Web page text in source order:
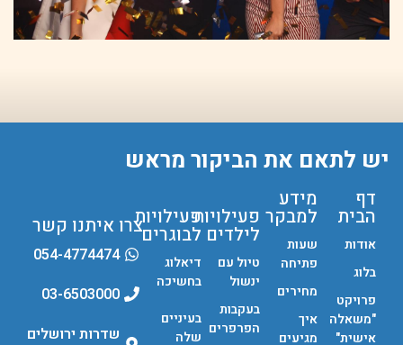
יש לתאם את הביקור מראש
דף
הבית
אודות
בלוג
פרויקט
"משאלה
אישית"
מידע
למבקר
שעות
פתיחה
מחירים
איך
מגיעים
פעילויות
לילדים
טיול עם
ינשול
בעקבות
הפרפרים
פעילויות
לבוגרים
דיאלוג
בחשיכה
בעיניים
שלה
צרו איתנו קשר
054-4774474
03-6503000
שדרות ירושלים